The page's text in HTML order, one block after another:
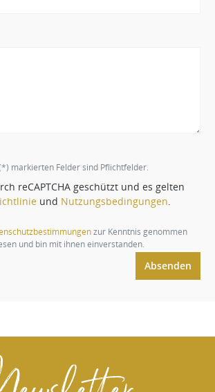
markierten Felder sind Pflichtfelder.
reCAPTCHA geschützt und es gelten
und Nutzungsbedingungen.
zur Kenntnis genommen
und bin mit ihnen einverstanden.
Absenden